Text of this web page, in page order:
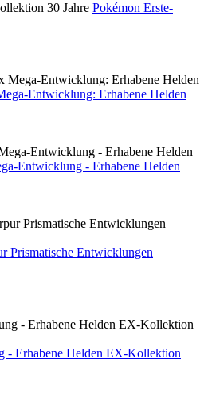
Pokémon Erste-
Entwicklung: Erhabene Helden
Entwicklung - Erhabene Helden
Prismatische Entwicklungen
- Erhabene Helden EX-Kollektion